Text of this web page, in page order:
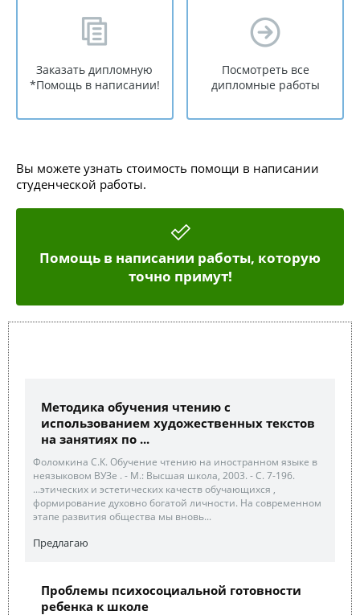
Заказать дипломную
*Помощь в написании!
Посмотреть все
дипломные работы
Вы можете узнать стоимость помощи в написании
студенческой работы.
Помощь в написании работы, которую
точно примут!
Методика обучения чтению с
использованием художественных текстов
на занятиях по ...
Фоломкина С.К. Обучение чтению на иностранном языке в
неязыковом ВУЗе . - М.: Высшая школа, 2003. - С. 7-196.
...этических и эстетических качеств обучающихся ,
формирование духовно богатой личности. На современном
этапе развития общества мы вновь...
Предлагаю
Проблемы психосоциальной готовности
ребенка к школе